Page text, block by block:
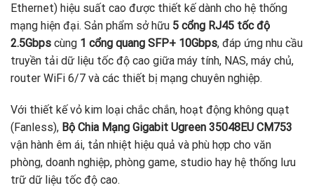
Ethernet) hiệu suất cao được thiết kế dành cho hệ thống
mạng hiện đại. Sản phẩm sở hữu 5 cổng RJ45 tốc độ
2.5Gbps cùng 1 cổng quang SFP+ 10Gbps, đáp ứng nhu cầu
truyền tải dữ liệu tốc độ cao giữa máy tính, NAS, máy chủ,
router WiFi 6/7 và các thiết bị mạng chuyên nghiệp.
Với thiết kế vỏ kim loại chắc chắn, hoạt động không quạt
(Fanless), Bộ Chia Mạng Gigabit Ugreen 35048EU CM753
vận hành êm ái, tản nhiệt hiệu quả và phù hợp cho văn
phòng, doanh nghiệp, phòng game, studio hay hệ thống lưu
trữ dữ liệu tốc độ cao.